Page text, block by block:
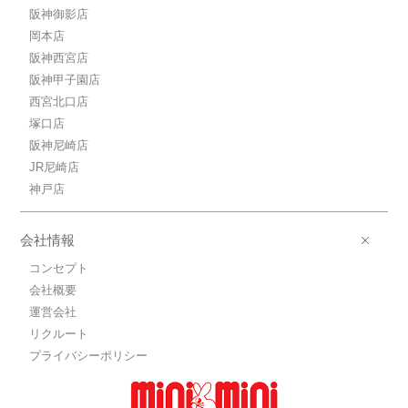
阪神御影店
岡本店
阪神西宮店
阪神甲子園店
西宮北口店
塚口店
阪神尼崎店
JR尼崎店
神戸店
会社情報
コンセプト
会社概要
運営会社
リクルート
プライバシーポリシー